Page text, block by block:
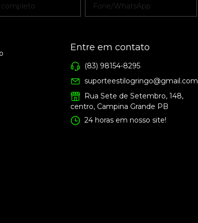
Entre em contato
(83) 98154-8295
suporteestilogringo@gmail.com
Rua Sete de Setembro, 148,
centro, Campina Grande PB
24 horas em nosso site!